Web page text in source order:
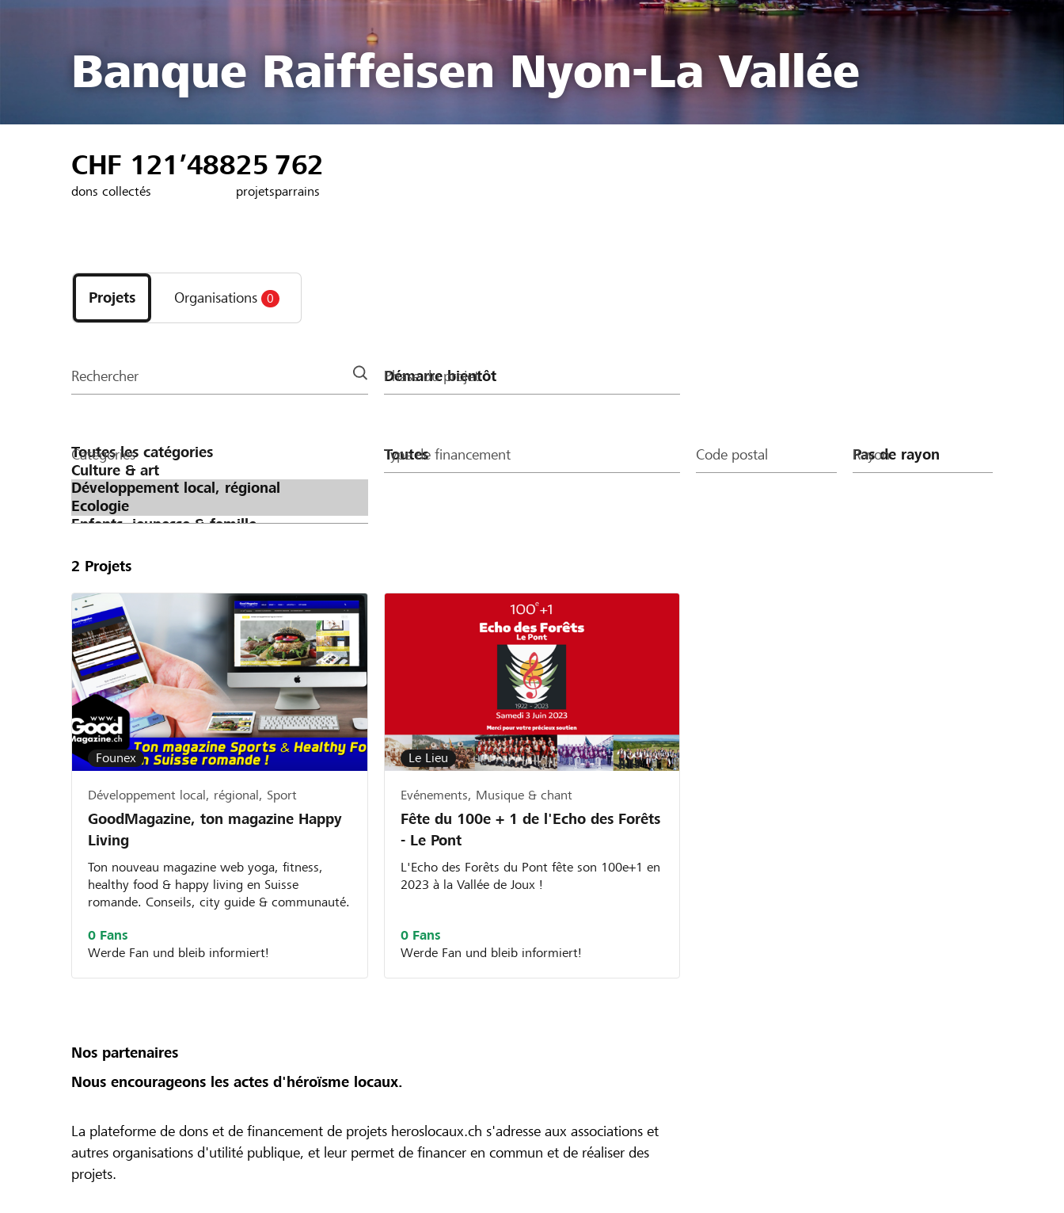
Banque Raiffeisen Nyon-La Vallée
CHF 121’488
dons collectés
25
projets
762
parrains
les
projets
et
la
Projets Organisations 0
Rechercher Phase du projet
Catégories Type de financement Code postal Rayon
2 Projets
Founex
Développement local, régional, Sport
GoodMagazine, ton magazine Happy
Living
Ton nouveau magazine web yoga, fitness,
healthy food & happy living en Suisse
romande. Conseils, city guide & communauté.
0 Fans
Werde Fan und bleib informiert!
Le Lieu
Evénements, Musique & chant
Fête du 100e + 1 de l'Echo des Forêts
- Le Pont
L'Echo des Forêts du Pont fête son 100e+1 en
2023 à la Vallée de Joux !
0 Fans
Werde Fan und bleib informiert!
Nos partenaires
Nous encourageons les actes d'héroïsme locaux.
La plateforme de dons et de financement de projets heroslocaux.ch s'adresse aux associations et
autres organisations d'utilité publique, et leur permet de financer en commun et de réaliser des
projets.